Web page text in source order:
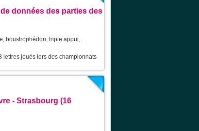
données des parties des
boustrophédon, triple appui,
joués lors des championnats
- Strasbourg (16